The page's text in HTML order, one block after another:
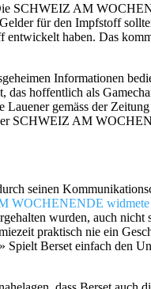
SCHWEIZ AM
für den Impfstoff
entwickelt haben. Das
Informationen
das hoffentlich als
gemäss der
SCHWEIZ AM
seinen
WOCHENENDE widmete
wurden, auch nicht
praktisch nie ein
Berset einfach den